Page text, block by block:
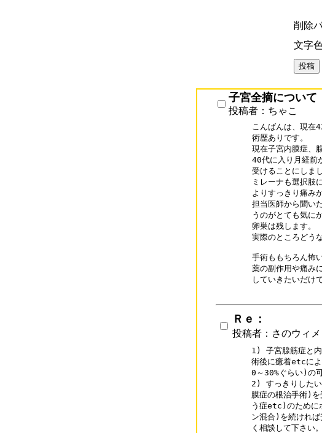
削除
文字
子宮全摘について
投稿者：ちゃこ
こんばんは、現在
術歴ありです。
現在子宮内膜症、
40代に入り月経前
受けることにしまし
ミレーナも選択肢
よりすっきり痛み
担当医師から聞い
うのがとても気に
卵巣は残します。
実際のところどう
手術ももちろん怖
薬の副作用や痛み
していきたいだけで
Ｒｅ：
投稿者：さのウィ
1) 子宮腺筋症と内
術後に癒着etcに
0～30%ぐらい)の
2) すっきりしたい
膜症の根治手術)を
う症etc)のために
ン混合)を続ければ
く相談して下さい。